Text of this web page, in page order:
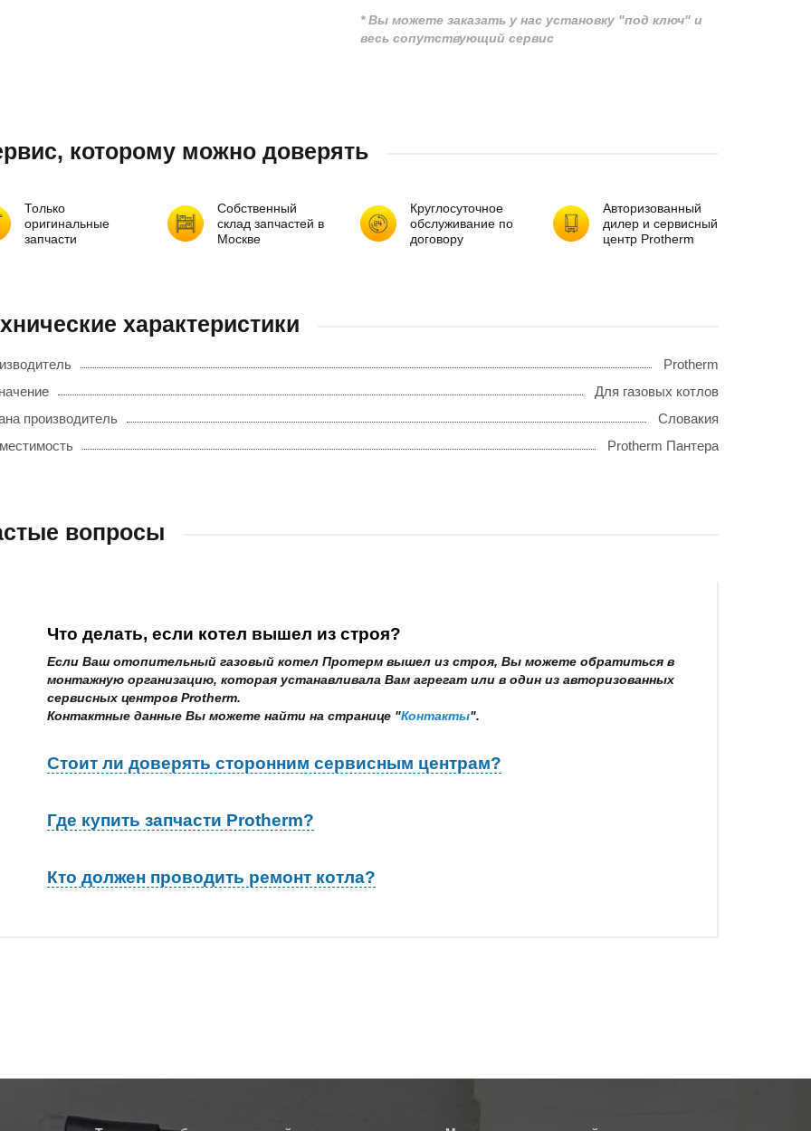
ремонт
Подбор запчастей,
* Вы можете заказать у нас установку "под ключ" и
весь сопутствующий сервис
которому можно доверять
Только
оригинальные
запчасти
Собственный
склад запчастей в
Москве
Круглосуточное
обслуживание по
договору
Авторизованный
дилер и сервисный
центр Protherm
характеристики
Protherm
Для газовых котлов
производитель
Словакия
Protherm Пантера
вопросы
Что делать, если котел вышел из строя?
Если Ваш отопительный газовый котел Протерм вышел из строя, Вы можете обратиться в
монтажную организацию, которая устанавливала Вам агрегат или в один из авторизованных
сервисных центров Protherm.
Контактные данные Вы можете найти на странице "Контакты".
Стоит ли доверять сторонним сервисным центрам?
Где купить запчасти Protherm?
Кто должен проводить ремонт котла?